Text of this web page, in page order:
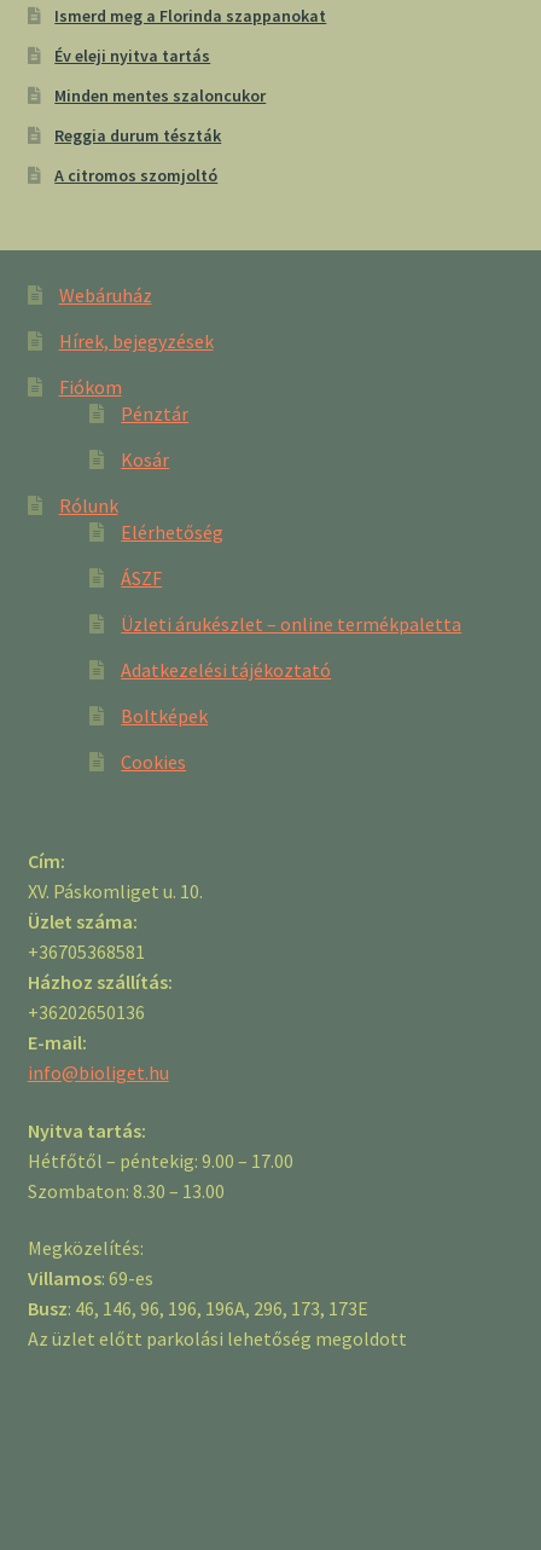
Ismerd meg a Florinda szappanokat
Év eleji nyitva tartás
Minden mentes szaloncukor
Reggia durum tészták
A citromos szomjoltó
Webáruház
Hírek, bejegyzések
Fiókom
Pénztár
Kosár
Rólunk
Elérhetőség
ÁSZF
Üzleti árukészlet – online termékpaletta
Adatkezelési tájékoztató
Boltképek
Cookies
Cím:
XV. Páskomliget u. 10.
Üzlet száma:
+36705368581
Házhoz szállítás:
+36202650136
E-mail:
info@bioliget.hu
Nyitva tartás:
Hétfőtől – péntekig: 9.00 – 17.00
Szombaton: 8.30 – 13.00
Megközelítés:
Villamos: 69-es
Busz: 46, 146, 96, 196, 196A, 296, 173, 173E
Az üzlet előtt parkolási lehetőség megoldott